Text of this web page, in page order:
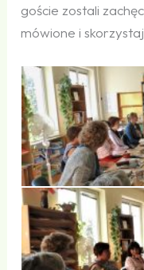
goście zostali
mówione i